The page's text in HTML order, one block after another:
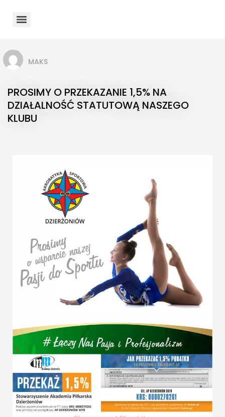
MAKS
PROSIMY O PRZEKAZANIE 1,5% NA
DZIAŁALNOŚĆ STATUTOWĄ NASZEGO
KLUBU